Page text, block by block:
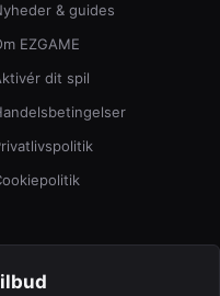
& guides
EZGAME
dit spil